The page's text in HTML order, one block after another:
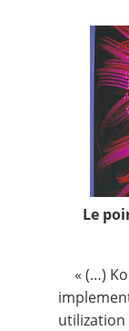
Nous suivre
Le
« (…)